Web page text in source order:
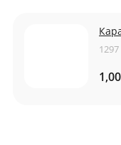
1297